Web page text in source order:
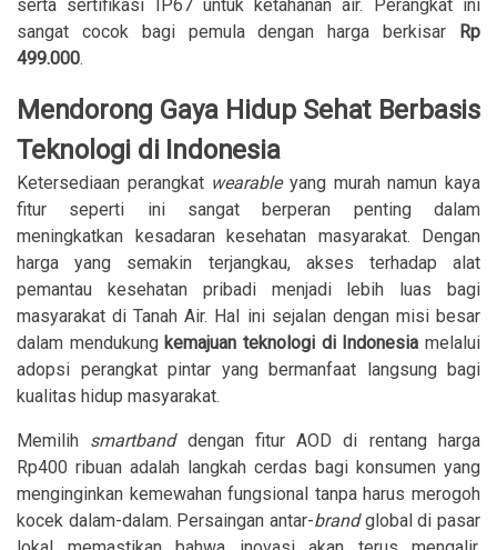
serta sertifikasi IP67 untuk ketahanan air. Perangkat ini
sangat cocok bagi pemula dengan harga berkisar
Rp
499.000.
Mendorong Gaya Hidup Sehat Berbasis
Teknologi di Indonesia
Ketersediaan perangkat wearableyang murah namun kaya
fitur seperti ini sangat berperan penting dalam
meningkatkan kesadaran kesehatan masyarakat. Dengan
harga yang semakin terjangkau, akses terhadap alat
pemantau kesehatan pribadi menjadi lebih luas bagi
masyarakat di Tanah Air. Hal ini sejalan dengan misi besar
dalam mendukung kemajuan teknologi di Indonesia melalui
adopsi perangkat pintar yang bermanfaat langsung bagi
kualitas hidup masyarakat.
Memilih smartbanddengan fitur AOD di rentang harga
Rp400 ribuan adalah langkah cerdas bagi konsumen yang
menginginkan kemewahan fungsional tanpa harus merogoh
kocek dalam-dalam. Persaingan antar-brandglobal di pasar